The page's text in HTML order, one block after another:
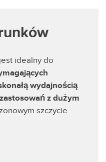
idealny do
wydajnością
zastosowań z dużym
szczycie